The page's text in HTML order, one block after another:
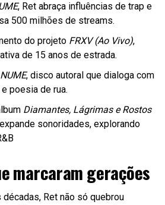
, Ret abraça influências de trap e
500 milhões de streams.
do projeto FRXV (Ao Vivo),
de 15 anos de estrada.
NUME, disco autoral que dialoga com
poesia de rua.
Diamantes, Lágrimas e Rostos
sonoridades, explorando
marcaram gerações
Ret não só quebrou